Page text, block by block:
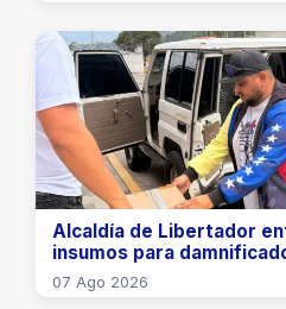
Alcaldía de Libertador
insumos para
07 Ago 2026